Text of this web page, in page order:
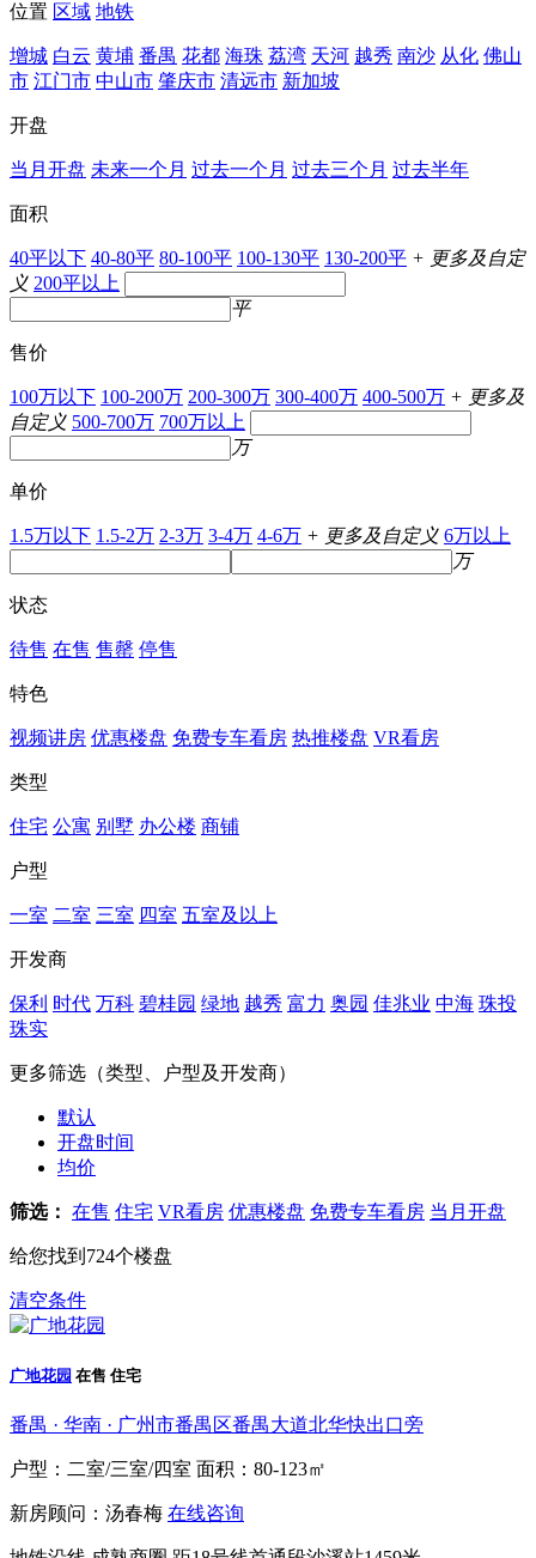
位置 区域 地铁
增城 白云 黄埔 番禺 花都 海珠 荔湾 天河 越秀 南沙 从化 佛山
市 江门市 中山市 肇庆市 清远市 新加坡
开盘
当月开盘 未来一个月 过去一个月 过去三个月 过去半年
面积
40平以下 40-80平 80-100平 100-130平 130-200平 + 更多及自定
义 200平以上
平
售价
100万以下 100-200万 200-300万 300-400万 400-500万 + 更多及
自定义 500-700万 700万以上
万
单价
1.5万以下 1.5-2万 2-3万 3-4万 4-6万 + 更多及自定义 6万以上
万
状态
待售 在售 售罄 停售
特色
视频讲房 优惠楼盘 免费专车看房 热推楼盘 VR看房
类型
住宅 公寓 别墅 办公楼 商铺
户型
一室 二室 三室 四室 五室及以上
开发商
保利 时代 万科 碧桂园 绿地 越秀 富力 奥园 佳兆业 中海 珠投
珠实
更多筛选（类型、户型及开发商）
默认
开盘时间
均价
筛选： 在售 住宅 VR看房 优惠楼盘 免费专车看房 当月开盘
给您找到 724个楼盘
清空条件
广地花园 在售 住宅
番禺 · 华南 · 广州市番禺区番禺大道北华快出口旁
户型：二室/三室/四室 面积：80-123㎡
新房顾问：汤春梅 在线咨询